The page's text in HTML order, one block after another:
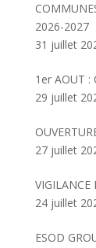
2026-2027
31 juillet
1er AOUT :
29 juillet
27 juillet
VIGILANCE
24 juillet
ESOD